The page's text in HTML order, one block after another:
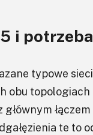
i
typowe
obu
głównym
te to